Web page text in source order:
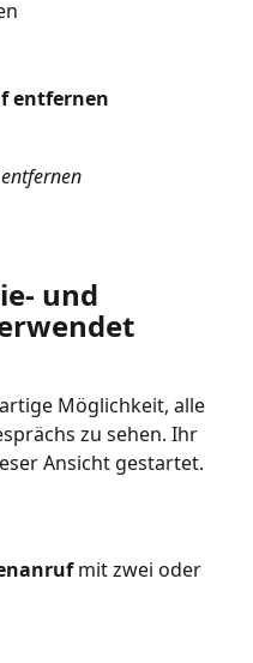
entfernen
und
Möglichkeit, alle
zu sehen. Ihr
Ansicht gestartet.
mit zwei oder